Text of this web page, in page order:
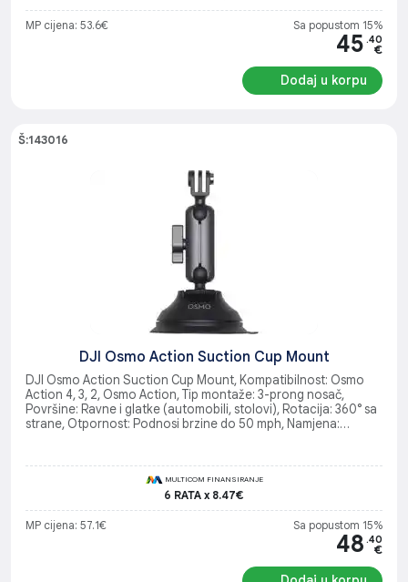
MP cijena: 53.6€ Sa popustom 15%
45 .40
€
Dodaj u korpu
Š:143016
DJI Osmo Action Suction Cup Mount
DJI Osmo Action Suction Cup Mount, Kompatibilnost: Osmo
Action 4, 3, 2, Osmo Action, Tip montaže: 3-prong nosač,
Površine: Ravne i glatke (automobili, stolovi), Rotacija: 360° sa
strane, Otpornost: Podnosi brzine do 50 mph, Namjena:
MULTICOM FINANSIRANJE
6 RATA x 8.47€
MP cijena: 57.1€ Sa popustom 15%
48 .40
€